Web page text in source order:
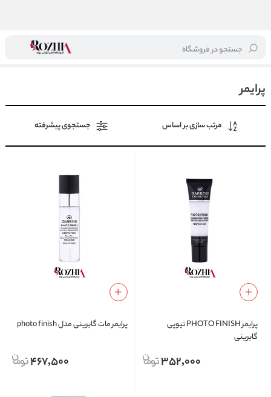
جستجو در فروشگاه خانه / آرایشی/ آرایش صورت
پرایمر
مرتب سازی بر اساس جستجوی پیشرفته
پرایمر PHOTO FINISH تیوپی
گابرینی
352,000
پرایمر مات گابرینی مدل photo finish
467,500